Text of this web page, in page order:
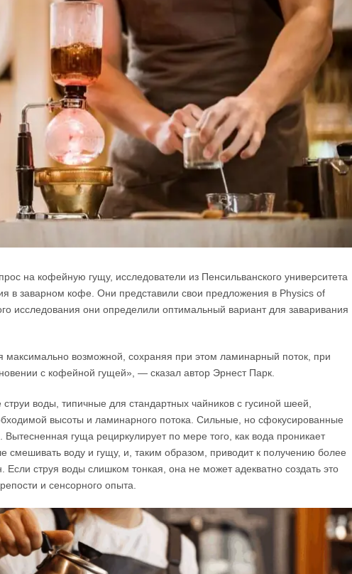
на кофейную гущу, исследователи из Пенсильванского университета
в заварном кофе. Они представили свои предложения в Physics of
исследования они определили оптимальный вариант для заваривания
возможной, сохраняя при этом ламинарный поток, при
с кофейной гущей», — сказал автор Эрнест Парк.
воды, типичные для стандартных чайников с гусиной шеей,
высоты и ламинарного потока. Сильные, но сфокусированные
гуща рециркулирует по мере того, как вода проникает
смешивать воду и гущу, и, таким образом, приводит к получению более
струя воды слишком тонкая, она не может адекватно создать это
и сенсорного опыта.